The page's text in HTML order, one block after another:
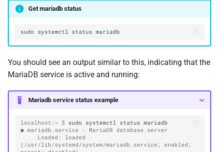
Get mariadb status
sudo systemctl status
You should see an output similar to this, indicating that the
MariaDB service is active and running:
Mariadb service status example
localhost:~ $ sudo systemctl status
● mariadb.service - MariaDB database server
     Loaded: loaded
(/usr/lib/systemd/system/mariadb.service; enabled;